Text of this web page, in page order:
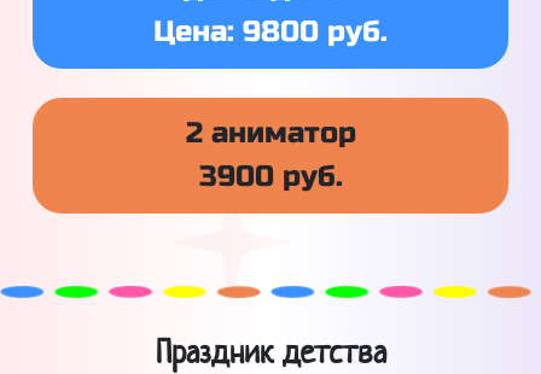
Цена: 9800 руб.
2 аниматор
3900 руб.
Праздник детства